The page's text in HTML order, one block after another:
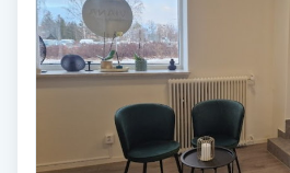
IPL hårborttagning